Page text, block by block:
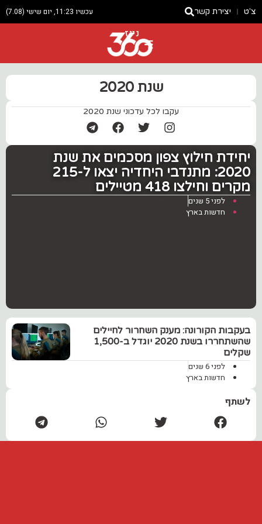
צ'ט יצירת קשר עכשיו 11:23, יום שישי (7.08)
ניוז
שנת 2020
עקבו לכל עדכוני שנת 2020
יחידת חילוץ צפון מסכמים את שנת
2020: מתנדבי היחדיה יצאו ל-215
מקרים וחילצו 418 מטיילים
לפני 5 שנים
חדשות בארץ
‏בעקבות הקורונה: מענק השחרור לחיילים
שהשתחררו בשנת 2020 יוגדל ב-1,500
שקלים
לפני 6 שנים
חדשות בארץ
לשתף